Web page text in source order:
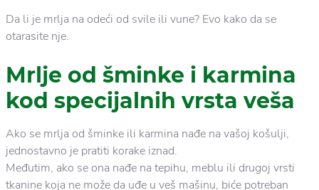
Da li je mrlja na odeći od svile ili vune? Evo kako da se
otarasite nje.
Mrlje od šminke i karmina
kod specijalnih vrsta veša
Ako se mrlja od šminke ili karmina nađe na vašoj košulji,
jednostavno je pratiti korake iznad.
Međutim, ako se ona nađe na tepihu, meblu ili drugoj vrsti
tkanine koja ne može da uđe u veš mašinu, biće potreban